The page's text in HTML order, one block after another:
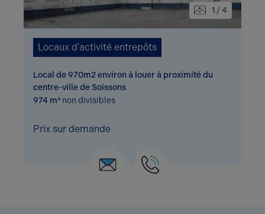
1 / 4
Locaux d'activité entrepôts
Local de 970m2 environ à louer à proximité du
centre-ville de Soissons
974 m² non divisibles
Prix sur demande